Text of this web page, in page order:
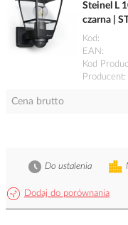
Steinel L
czarna |
Kod
EAN
Kod
Producent
Cena brutto
Dodaj do porównania
Do ustalenia